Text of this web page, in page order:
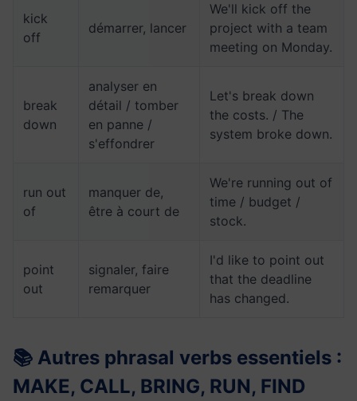
kick
off
démarrer, lancer
We'll kick off the
project with a team
meeting on Monday.
break
down
analyser en
détail / tomber
en panne /
s'effondrer
Let's break down
the costs. / The
system broke down.
run out
of
manquer de,
être à court de
We're running out of
time / budget /
stock.
point
out
signaler, faire
remarquer
I'd like to point out
that the deadline
has changed.
📚 Autres phrasal verbs essentiels :
MAKE, CALL, BRING, RUN, FIND